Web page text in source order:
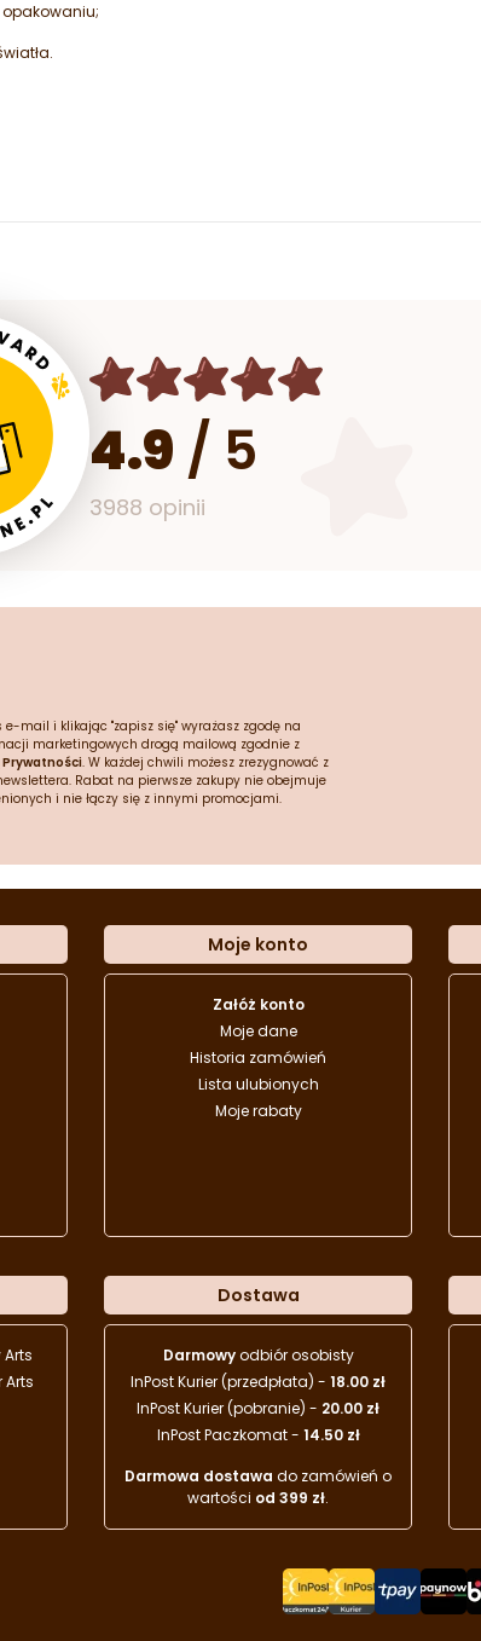
4.9 / 5
3988 opinii
mail i klikając "zapisz się" wyrażasz zgodę na
marketingowych drogą mailową zgodnie z
. W każdej chwili możesz zrezygnować z
Rabat na pierwsze zakupy nie obejmuje
i nie łączy się z innymi promocjami.
Moje konto
Załóż konto
Moje dane
Historia zamówień
Lista ulubionych
Moje rabaty
Dostawa
Darmowyodbiór osobisty
InPost Kurier (przedpłata) - 18.00 zł
InPost Kurier (pobranie) - 20.00 zł
InPost Paczkomat - 14.50 zł
Darmowa dostawa do zamówień o
wartości od 399 zł.